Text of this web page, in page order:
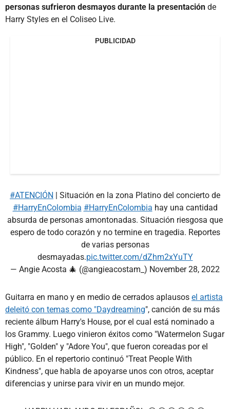
personas sufrieron desmayos durante la presentación de
Harry Styles en el Coliseo Live.
PUBLICIDAD
#ATENCIÓN | Situación en la zona Platino del concierto de
#HarryEnColombia #HarryEnColombia hay una cantidad
absurda de personas amontonadas. Situación riesgosa que
espero de todo corazón y no termine en tragedia. Reportes
de varias personas
desmayadas.pic.twitter.com/dZhm2xYuTY
— Angie Acosta 🎄 (@angieacostam_) November 28, 2022
Guitarra en mano y en medio de cerrados aplausos el artista
deleitó con temas como "Daydreaming", canción de su más
reciente álbum Harry's House, por el cual está nominado a
los Grammy. Luego vinieron éxitos como "Watermelon Sugar
High", "Golden" y "Adore You", que fueron coreadas por el
público. En el repertorio continuó "Treat People With
Kindness", que habla de apoyarse unos con otros, aceptar
diferencias y unirse para vivir en un mundo mejor.